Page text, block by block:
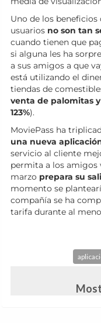
Uno de los beneficios
usuarios no son tan
cuando tienen que
si alguna les ha
a sus amigos a que
está utilizando el
tiendas de
venta de palomitas
123%).
MoviePass ha
una nueva
servicio al cliente
permita a los amigos
marzo prepara su
momento se
compañía se ha
tarifa durante al